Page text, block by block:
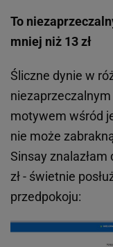
To
mniej niż 13 zł
Śliczne dynie w
motywem wśród
nie może
Sinsay
zł - świetnie
przedpokoju: